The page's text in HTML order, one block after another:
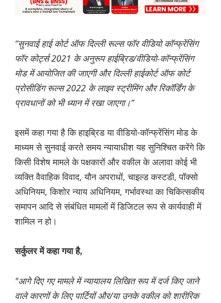
“सुनवाई हाई कोर्ट ऑफ दिल्ली रूल्स फॉर वीडियो कॉन्फ्रेंसिंग
फॉर कोर्ट्स 2021 के अनुरूप हाईब्रिड/वीडियो-कॉन्फ्रेंसिंग
मोड में आयोजित की जाएगी और दिल्ली हाईकोर्ट ऑफ कोर्ट
प्रोसीडिंग रूल्स 2022 के लाइव स्ट्रीमिंग और रिकॉर्डिंग के
प्रावधानों को भी ध्यान में रखा जाएगा।”
इसमें कहा गया है कि हाइब्रिड या वीडियो-कॉन्फ्रेंसिंग मोड के
माध्यम से सुनवाई करते समय न्यायाधीश यह सुनिश्चित करेंगे कि
किसी विशेष मामले के पक्षकारों और वकील के अलावा कोई भी
व्यक्ति वैवाहिक विवाद, यौन अपराधों, चाइल्ड कस्टडी, पॉक्सो
अधिनियम, किशोर न्याय अधिनियम, गर्भावस्था का चिकित्सकीय
समापन आदि से संबंधित मामलों में डिजिटल रूप से कार्यवाही में
शामिल न हो।
सर्कुलर में कहा गया है,
"आगे दिए गए मामले में न्यायालय लिखित रूप में दर्ज किए जाने
वाले कारणों के लिए पार्टियों और/या उनके वकील को शारीरिक